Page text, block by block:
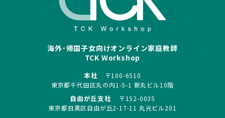
海外･帰国子女向けオンライン家庭教師
TCK Workshop
本社
〒100-6510
東京都千代田区丸の内1-5-1 新丸ビル10階
自由が丘支社
〒152-0035
東京都目黒区自由が丘2-17-11 丸元ビル201